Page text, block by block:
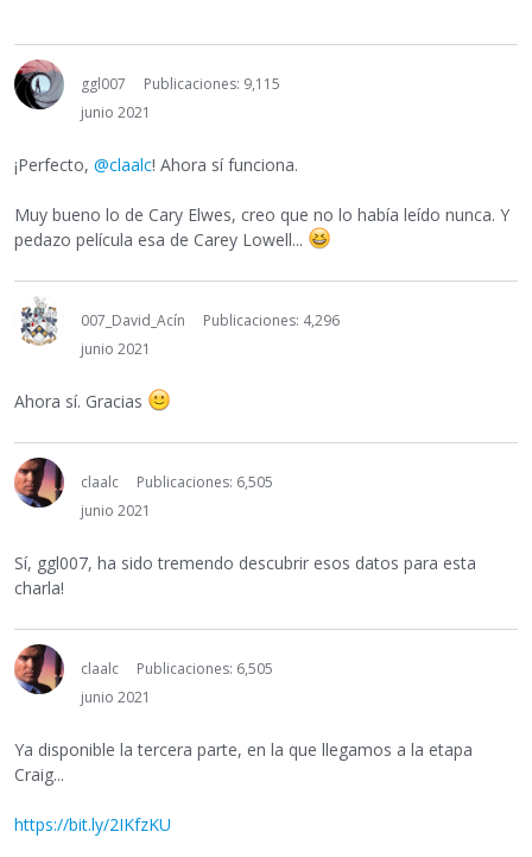
ggl007
Publicaciones: 9,115
junio 2021
¡Perfecto, @claalc! Ahora sí funciona.
Muy bueno lo de Cary Elwes, creo que no lo había leído nunca. Y
pedazo película esa de Carey Lowell...
007_David_Acín
Publicaciones: 4,296
junio 2021
Ahora sí. Gracias
claalc
Publicaciones: 6,505
junio 2021
Sí, ggl007, ha sido tremendo descubrir esos datos para esta
charla!
claalc
Publicaciones: 6,505
junio 2021
Ya disponible la tercera parte, en la que llegamos a la etapa
Craig...
https://bit.ly/2IKfzKU